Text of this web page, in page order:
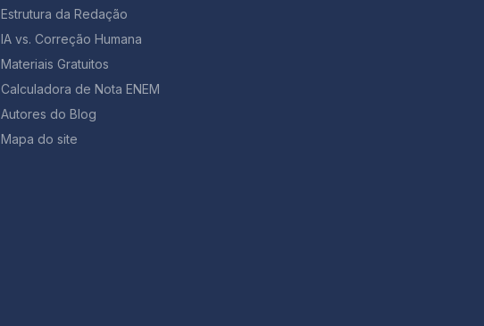
Estrutura da Redação
IA vs. Correção Humana
Materiais Gratuitos
Calculadora de Nota ENEM
Autores do Blog
Mapa do site